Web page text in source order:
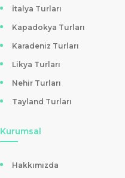
İtalya Turları
Kapadokya Turları
Karadeniz Turları
Likya Turları
Nehir Turları
Tayland Turları
Kurumsal
Hakkımızda